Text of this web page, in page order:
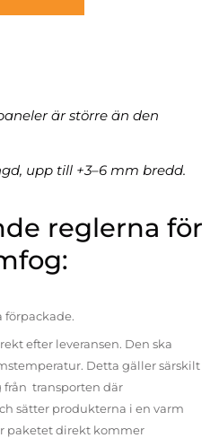
är större än den
upp till +3–6 mm bredd.
reglerna för
förpackade.
efter leveransen. Den ska
Detta gäller särskilt
från transporten där
sätter produkterna i en varm
paketet direkt kommer